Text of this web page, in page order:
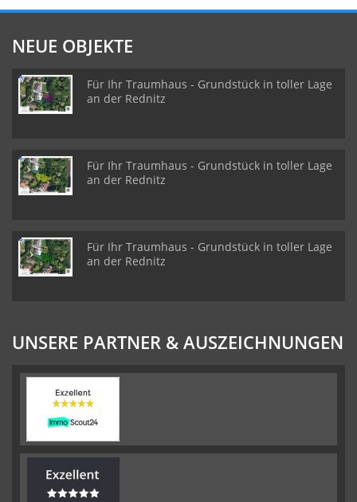
NEUE OBJEKTE
Für Ihr Traumhaus - Grundstück in toller Lage
an der Rednitz
Für Ihr Traumhaus - Grundstück in toller Lage
an der Rednitz
Für Ihr Traumhaus - Grundstück in toller Lage
an der Rednitz
UNSERE PARTNER & AUSZEICHNUNGEN